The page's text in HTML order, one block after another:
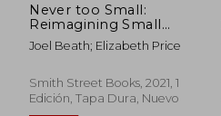
Never too Small:
Reimagining Small
Space Living (en
Inglés)
Joel Beath; Elizabeth Price
Smith Street Books, 2021, 1
Edición, Tapa Dura, Nuevo